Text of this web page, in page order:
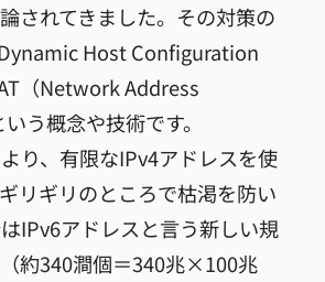
されてきました。その対策の
Host Configuration
（Network Address
う概念や技術です。
り、有限なIPv4アドレスを使
リギリのところで枯渇を防い
IPv6アドレスと言う新しい規
約340澗個＝340兆×100兆